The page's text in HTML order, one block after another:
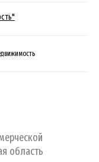
область